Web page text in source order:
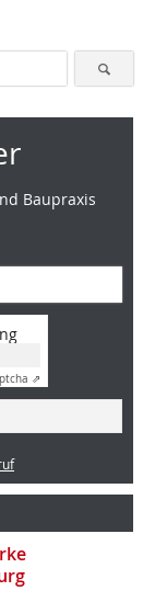
Baupraxis
⇗